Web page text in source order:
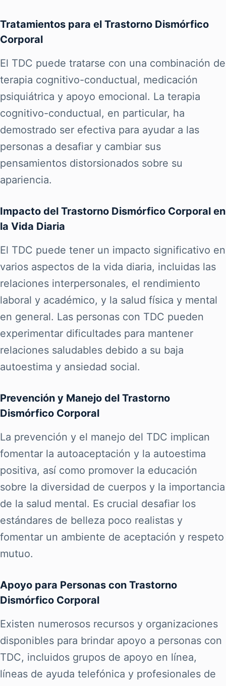
Tratamientos para el Trastorno Dismórfico
Corporal
El TDC puede tratarse con una combinación de
terapia cognitivo-conductual, medicación
psiquiátrica y apoyo emocional. La terapia
cognitivo-conductual, en particular, ha
demostrado ser efectiva para ayudar a las
personas a desafiar y cambiar sus
pensamientos distorsionados sobre su
apariencia.
Impacto del Trastorno Dismórfico Corporal en
la Vida Diaria
El TDC puede tener un impacto significativo en
varios aspectos de la vida diaria, incluidas las
relaciones interpersonales, el rendimiento
laboral y académico, y la salud física y mental
en general. Las personas con TDC pueden
experimentar dificultades para mantener
relaciones saludables debido a su baja
autoestima y ansiedad social.
Prevención y Manejo del Trastorno
Dismórfico Corporal
La prevención y el manejo del TDC implican
fomentar la autoaceptación y la autoestima
positiva, así como promover la educación
sobre la diversidad de cuerpos y la importancia
de la salud mental. Es crucial desafiar los
estándares de belleza poco realistas y
fomentar un ambiente de aceptación y respeto
mutuo.
Apoyo para Personas con Trastorno
Dismórfico Corporal
Existen numerosos recursos y organizaciones
disponibles para brindar apoyo a personas con
TDC, incluidos grupos de apoyo en línea,
líneas de ayuda telefónica y profesionales de